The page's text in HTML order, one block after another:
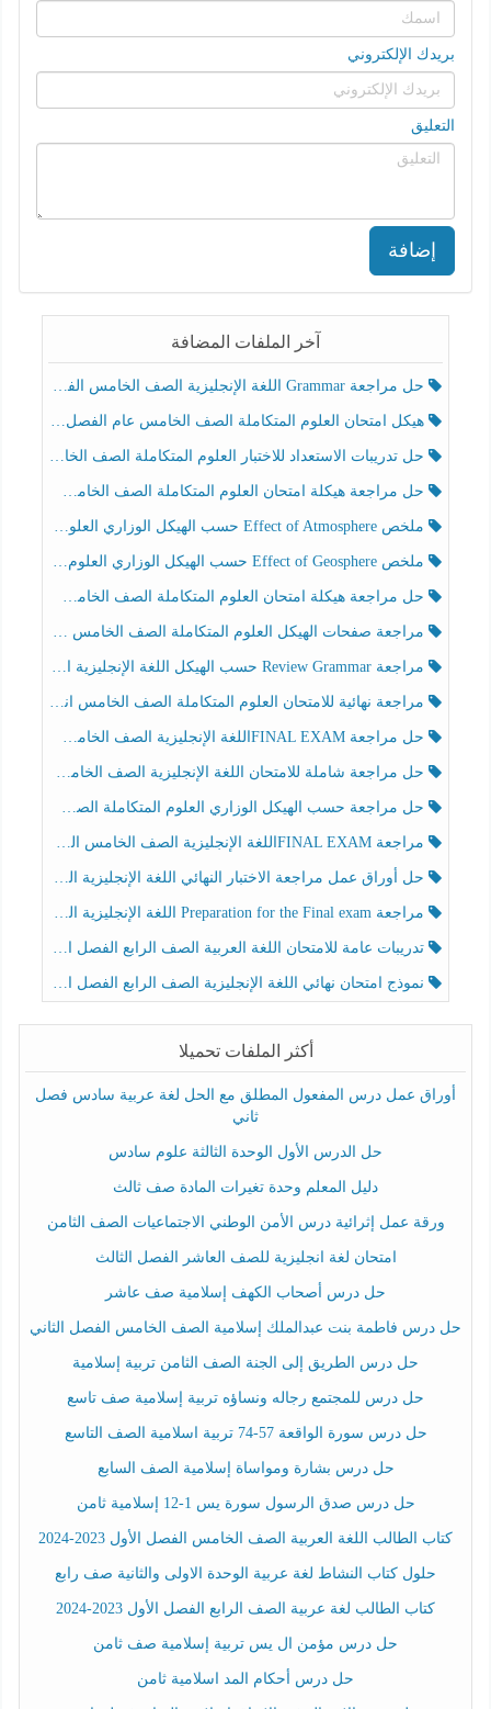
بريدك الإلكتروني
التعليق
إضافة
آخر الملفات المضافة
حل مراجعة Grammar اللغة الإنجليزية الصف الخامس الفصل الثالث
هيكل امتحان العلوم المتكاملة الصف الخامس عام الفصل الدراسي الثالث 2025-2026
حل تدريبات الاستعداد للاختبار العلوم المتكاملة الصف الخامس عام الفصل الثالث
حل مراجعة هيكلة امتحان العلوم المتكاملة الصف الخامس انسبير الفصل الثالث
ملخص Effect of Atmosphere حسب الهيكل الوزاري العلوم المتكاملة الصف الخامس انسبير الفصل الثالث
ملخص Effect of Geosphere حسب الهيكل الوزاري العلوم المتكاملة الصف الخامس انسبير الفصل الثالث
حل مراجعة هيكلة امتحان العلوم المتكاملة الصف الخامس عام الفصل الثالث
مراجعة صفحات الهيكل العلوم المتكاملة الصف الخامس انسبير الفصل الثالث
مراجعة Review Grammar حسب الهيكل اللغة الإنجليزية الصف الخامس الفصل الثالث
مراجعة نهائية للامتحان العلوم المتكاملة الصف الخامس انسبير الفصل الثالث
حل مراجعة FINAL EXAMاللغة الإنجليزية الصف الخامس الفصل الثالث
حل مراجعة شاملة للامتحان اللغة الإنجليزية الصف الخامس الفصل الثالث
حل مراجعة حسب الهيكل الوزاري العلوم المتكاملة الصف الخامس عام الفصل الثالث
مراجعة FINAL EXAMاللغة الإنجليزية الصف الخامس الفصل الثالث
حل أوراق عمل مراجعة الاختبار النهائي اللغة الإنجليزية الصف الرابع الفصل الثالث
مراجعة Preparation for the Final exam اللغة الإنجليزية الصف الرابع الفصل الثالث
تدريبات عامة للامتحان اللغة العربية الصف الرابع الفصل الثالث
نموذج امتحان نهائي اللغة الإنجليزية الصف الرابع الفصل الثالث
أكثر الملفات تحميلا
أوراق عمل درس المفعول المطلق مع الحل لغة عربية سادس فصل
ثاني
حل الدرس الأول الوحدة الثالثة علوم سادس
دليل المعلم وحدة تغيرات المادة صف ثالث
ورقة عمل إثرائية درس الأمن الوطني الاجتماعيات الصف الثامن
امتحان لغة انجليزية للصف العاشر الفصل الثالث
حل درس أصحاب الكهف إسلامية صف عاشر
حل درس فاطمة بنت عبدالملك إسلامية الصف الخامس الفصل الثاني
حل درس الطريق إلى الجنة الصف الثامن تربية إسلامية
حل درس للمجتمع رجاله ونساؤه تربية إسلامية صف تاسع
حل درس سورة الواقعة 57-74 تربية اسلامية الصف التاسع
حل درس بشارة ومواساة إسلامية الصف السابع
حل درس صدق الرسول سورة يس 1-12 إسلامية ثامن
كتاب الطالب اللغة العربية الصف الخامس الفصل الأول 2023-2024
حلول كتاب النشاط لغة عربية الوحدة الاولى والثانية صف رابع
كتاب الطالب لغة عربية الصف الرابع الفصل الأول 2023-2024
حل درس مؤمن ال يس تربية إسلامية صف ثامن
حل درس أحكام المد اسلامية ثامن